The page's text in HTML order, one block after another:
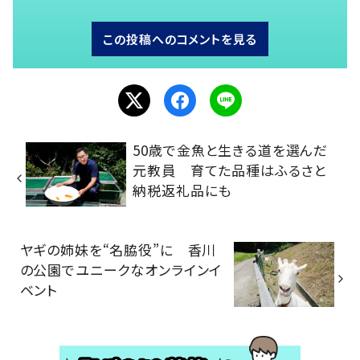
この投稿へのコメントを見る
50歳で金魚と生きる道を選んだ
元教員 育てた品種はふるさと
納税返礼品にも
ヤギの姉妹を“名脇役”に 香川
の公園でユニークなオンラインイ
ベント